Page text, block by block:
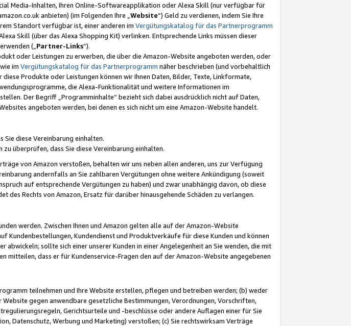
Media-Inhalten, Ihren Online-Softwareapplikation oder Alexa Skill (nur verfügbar für
anbieten) (im Folgenden Ihre „ Website“) Geld zu verdienen, indem Sie Ihre
Standort verfügbar ist, einer anderen im Vergütungskatalog für das Partnerprogramm
Skill (über das Alexa Shopping Kit) verlinken. Entsprechende Links müssen dieser
(„ Partner-Links“).
oder Leistungen zu erwerben, die über die Amazon-Website angeboten werden, oder
im Vergütungskatalog für das Partnerprogramm näher beschrieben (und vorbehaltlich
Produkte oder Leistungen können wir Ihnen Daten, Bilder, Texte, Linkformate,
die Alexa-Funktionalität und weitere Informationen im
Der Begriff „Programminhalte“ bezieht sich dabei ausdrücklich nicht auf Daten,
angeboten werden, bei denen es sich nicht um eine Amazon-Website handelt.
Sie diese Vereinbarung einhalten.
überprüfen, dass Sie diese Vereinbarung einhalten.
von Amazon verstoßen, behalten wir uns neben allen anderen, uns zur Verfügung
andernfalls an Sie zahlbaren Vergütungen ohne weitere Ankündigung (soweit
auf entsprechende Vergütungen zu haben) und zwar unabhängig davon, ob diese
Rechts von Amazon, Ersatz für darüber hinausgehende Schäden zu verlangen.
werden. Zwischen Ihnen und Amazon gelten alle auf der Amazon-Website
Kundenbestellungen, Kundendienst und Produktverkäufe für diese Kunden und können
sollte sich einer unserer Kunden in einer Angelegenheit an Sie wenden, die mit
mitteilen, dass er für Kundenservice-Fragen den auf der Amazon-Website angegebenen
teilnehmen und Ihre Website erstellen, pflegen und betreiben werden; (b) weder
gegen anwendbare gesetzliche Bestimmungen, Verordnungen, Vorschriften,
Gerichtsurteile und -beschlüsse oder andere Auflagen einer für Sie
Datenschutz, Werbung und Marketing) verstoßen; (c) Sie rechtswirksam Verträge